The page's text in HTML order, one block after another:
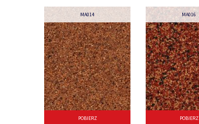
MA014
POBIERZ
MA016
POBIERZ